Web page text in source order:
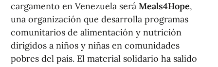
cargamento en Venezuela será Meals4Hope,
una organización que desarrolla programas
comunitarios de alimentación y nutrición
dirigidos a niños y niñas en comunidades
pobres del país. El material solidario ha salido